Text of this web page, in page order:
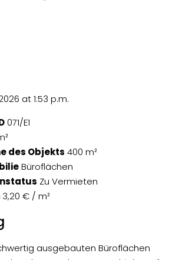
at 1:53 p.m.
071/E1
des Objekts 400 m²
Büroflächen
Zu Vermieten
3,20 € / m²
ausgebauten Büroflächen